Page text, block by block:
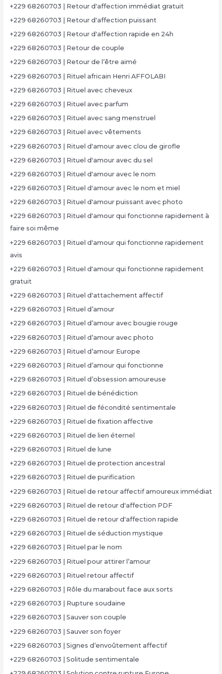
+229 68260703 | Retour d'affection immédiat gratuit
+229 68260703 | Retour d'affection puissant
+229 68260703 | Retour d'affection rapide en 24h
+229 68260703 | Retour de couple
+229 68260703 | Retour de l’être aimé
+229 68260703 | Rituel africain Henri AFFOLABI
+229 68260703 | Rituel avec cheveux
+229 68260703 | Rituel avec parfum
+229 68260703 | Rituel avec sang menstruel
+229 68260703 | Rituel avec vêtements
+229 68260703 | Rituel d'amour avec clou de girofle
+229 68260703 | Rituel d'amour avec du sel
+229 68260703 | Rituel d'amour avec le nom
+229 68260703 | Rituel d'amour avec le nom et miel
+229 68260703 | Rituel d'amour puissant avec photo
+229 68260703 | Rituel d'amour qui fonctionne rapidement à
faire soi même
+229 68260703 | Rituel d'amour qui fonctionne rapidement
avis
+229 68260703 | Rituel d'amour qui fonctionne rapidement
gratuit
+229 68260703 | Rituel d'attachement affectif
+229 68260703 | Rituel d’amour
+229 68260703 | Rituel d’amour avec bougie rouge
+229 68260703 | Rituel d’amour avec photo
+229 68260703 | Rituel d’amour Europe
+229 68260703 | Rituel d’amour qui fonctionne
+229 68260703 | Rituel d’obsession amoureuse
+229 68260703 | Rituel de bénédiction
+229 68260703 | Rituel de fécondité sentimentale
+229 68260703 | Rituel de fixation affective
+229 68260703 | Rituel de lien éternel
+229 68260703 | Rituel de lune
+229 68260703 | Rituel de protection ancestral
+229 68260703 | Rituel de purification
+229 68260703 | Rituel de retour affectif amoureux immédiat
+229 68260703 | Rituel de retour d'affection PDF
+229 68260703 | Rituel de retour d'affection rapide
+229 68260703 | Rituel de séduction mystique
+229 68260703 | Rituel par le nom
+229 68260703 | Rituel pour attirer l’amour
+229 68260703 | Rituel retour affectif
+229 68260703 | Rôle du marabout face aux sorts
+229 68260703 | Rupture soudaine
+229 68260703 | Sauver son couple
+229 68260703 | Sauver son foyer
+229 68260703 | Signes d’envoûtement affectif
+229 68260703 | Solitude sentimentale